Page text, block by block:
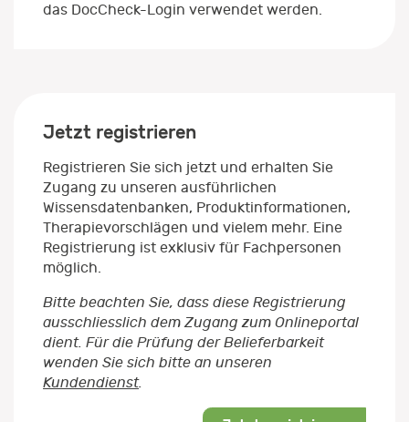
das DocCheck-Login verwendet werden.
Jetzt registrieren
Registrieren Sie sich jetzt und erhalten Sie
Zugang zu unseren ausführlichen
Wissensdatenbanken, Produktinformationen,
Therapievorschlägen und vielem mehr. Eine
Registrierung ist exklusiv für Fachpersonen
möglich.
Bitte beachten Sie, dass diese Registrierung
ausschliesslich dem Zugang zum Onlineportal
dient. Für die Prüfung der Belieferbarkeit
wenden Sie sich bitte an unseren
Kundendienst.